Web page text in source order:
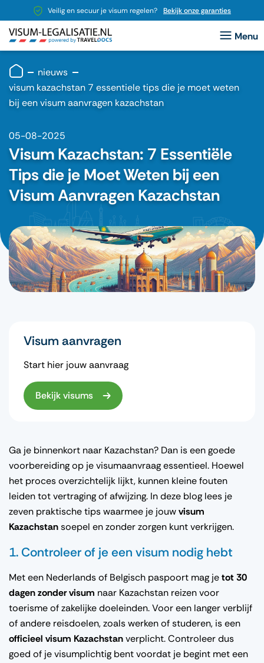
Veilig en secuur je visum regelen? Bekijk onze garanties
nieuws
visum kazachstan 7 essentiele tips die je moet weten
bij een visum aanvragen kazachstan
05-08-2025
Visum Kazachstan: 7 Essentiële
Tips die je Moet Weten bij een
Visum Aanvragen Kazachstan
Visum aanvragen
Start hier jouw aanvraag
Bekijk visums
Ga je binnenkort naar Kazachstan? Dan is een goede
voorbereiding op je visumaanvraag essentieel. Hoewel
het proces overzichtelijk lijkt, kunnen kleine fouten
leiden tot vertraging of afwijzing. In deze blog lees je
zeven praktische tips waarmee je jouwvisum
Kazachstansoepel en zonder zorgen kunt verkrijgen.
1. Controleer of je een visum nodig hebt
Met een Nederlands of Belgisch paspoort mag jetot 30
dagen zonder visum naar Kazachstan reizen voor
toerisme of zakelijke doeleinden. Voor een langer verblijf
of andere reisdoelen, zoals werken of studeren, is een
officieel visum Kazachstanverplicht. Controleer dus
goed of je visumplichtig bent voordat je begint met een